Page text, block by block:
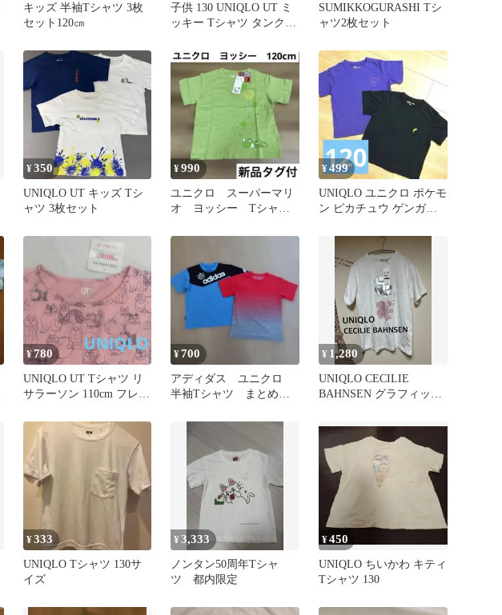
キッズ 半袖Tシャツ 3枚
セット120㎝
子供 130 UNIQLO UT ミ
ッキー Tシャツ タンク 2
SUMIKKOGURASHI Tシ
ャツ2枚セット
¥350
UNIQLO UT キッズ Tシ
ャツ 3枚セット
¥990
ユニクロ スーパーマリ
オ ヨッシー Tシャツ
¥499
UNIQLO ユニクロ ポケモ
ン ピカチュウ ゲンガー
¥780
UNIQLO UT Tシャツ リ
サラーソン 110cm フレン
¥700
アディダス ユニクロ
半袖Tシャツ まとめ売
¥ 1,280
UNIQLO CECILIE
BAHNSEN グラフィック
¥333
UNIQLO Tシャツ 130サ
イズ
¥3,333
ノンタン50周年Tシャ
ツ 都内限定
¥450
UNIQLO ちいかわ キティ
Tシャツ 130